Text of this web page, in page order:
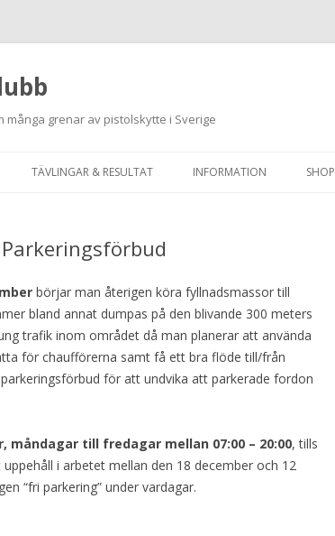
många grenar av pistolskytte i Sverige
till
TÄVLINGAR & RESULTAT
SKJUTPROGRAM 2026
INFORMATION
RUTINER FÖR SKJUTLEDARE
FÄLTSKYTTE
VAPENLICENS &
FÖRENINGSINTYG
MILJÖAMMUNITION?
SHOP
börjar man återigen köra fyllnadsmassor till
bland annat dumpas på den blivande 300 meters
trafik inom området då man planerar att använda
för chaufförerna samt få ett bra flöde till/från
för att undvika att parkerade fordon
till fredagar mellan 07:00 – 20:00, tills
i arbetet mellan den 18 december och 12
“fri parkering” under vardagar.